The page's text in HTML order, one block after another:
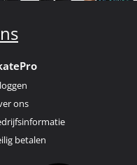
ons
betalen